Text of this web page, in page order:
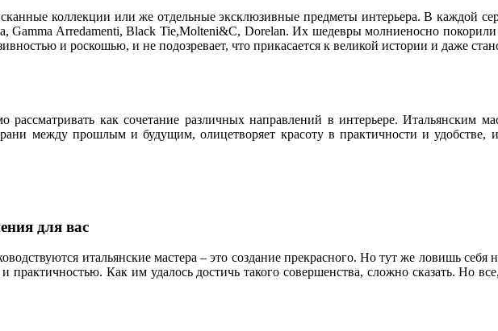
коллекции или же отдельные эксклюзивные предметы интерьера. В каждой
Gamma Arredamenti, Black Tie,Molteni&C, Dorelan. Их шедевры молниеносно
и роскошью, и не подозревает, что прикасается к великой истории и даже
рассматривать как сочетание различных направлений в интерьере. Итальянским
между прошлым и будущим, олицетворяет красоту в практичности и удобстве,
для вас
итальянские мастера – это создание прекрасного. Но тут же ловишь себя
Как им удалось достичь такого совершенства, сложно сказать. Но